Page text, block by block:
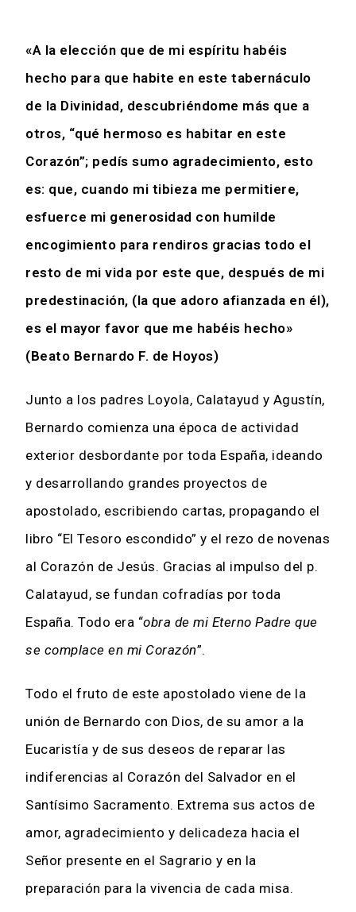
«A la elección que de mi espíritu habéis
hecho para que habite en este tabernáculo
de la Divinidad, descubriéndome más que a
otros, “qué hermoso es habitar en este
Corazón”; pedís sumo agradecimiento, esto
es: que, cuando mi tibieza me permitiere,
esfuerce mi generosidad con humilde
encogimiento para rendiros gracias todo el
resto de mi vida por este que, después de mi
predestinación, (la que adoro afianzada en él),
es el mayor favor que me habéis hecho»
(Beato Bernardo F. de Hoyos)
Junto a los padres Loyola, Calatayud y Agustín,
Bernardo comienza una época de actividad
exterior desbordante por toda España, ideando
y desarrollando grandes proyectos de
apostolado, escribiendo cartas, propagando el
libro “El Tesoro escondido” y el rezo de novenas
al Corazón de Jesús. Gracias al impulso del p.
Calatayud, se fundan cofradías por toda
España. Todo era “obra de mi Eterno Padre que
se complace en mi Corazón”.
Todo el fruto de este apostolado viene de la
unión de Bernardo con Dios, de su amor a la
Eucaristía y de sus deseos de reparar las
indiferencias al Corazón del Salvador en el
Santísimo Sacramento. Extrema sus actos de
amor, agradecimiento y delicadeza hacia el
Señor presente en el Sagrario y en la
preparación para la vivencia de cada misa.